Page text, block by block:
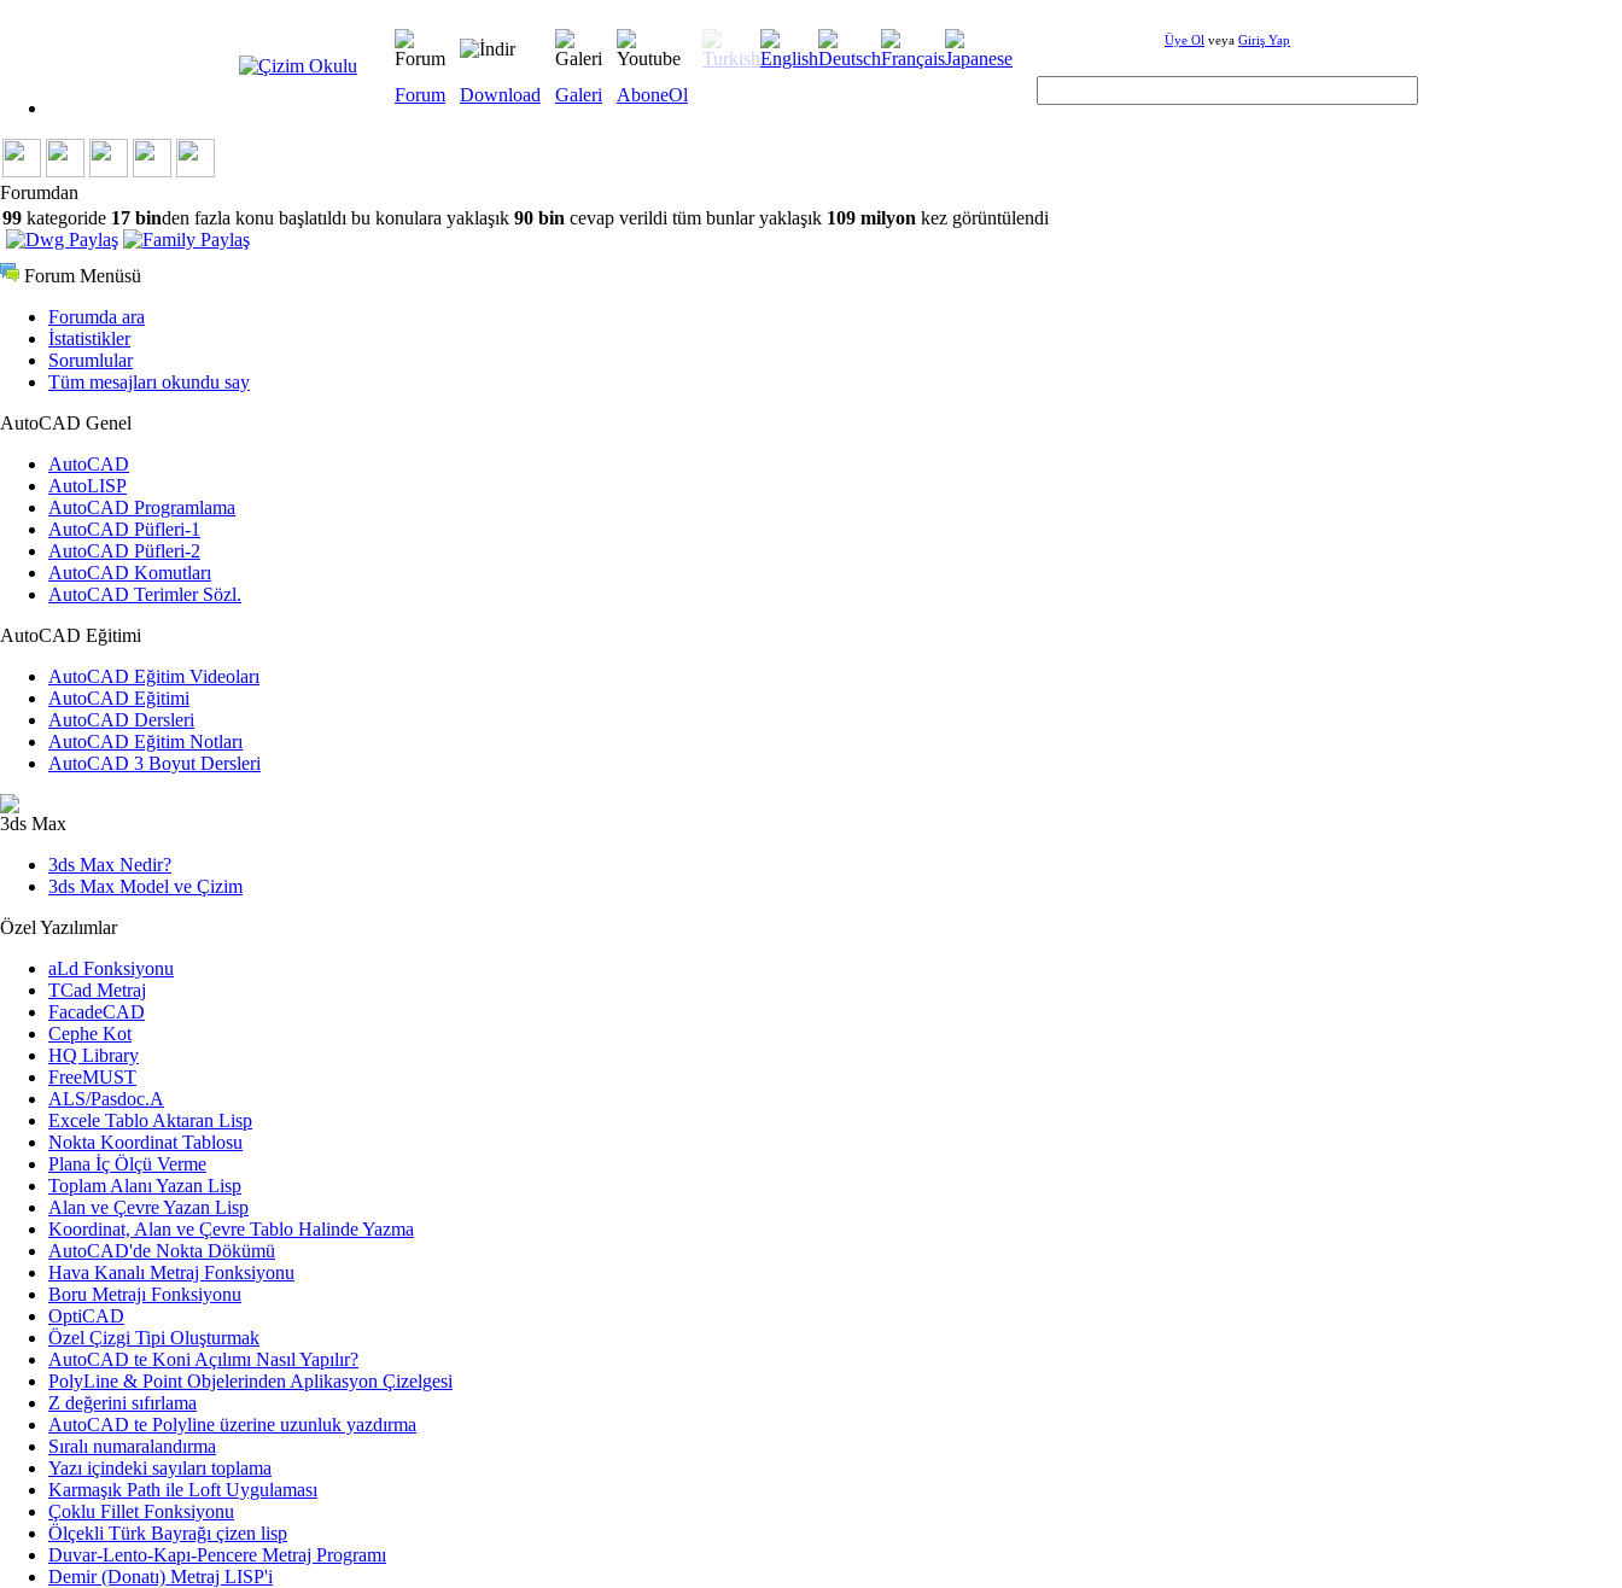
Forum Download Galeri AboneOl
Üye Ol veya Giriş Yap
Forumdan
99 kategoride 17 binden fazla konu başlatıldı bu konulara yaklaşık 90 bin cevap verildi tüm bunlar yaklaşık 109 milyon kez görüntülendi
Forum Menüsü
Forumda ara
İstatistikler
Sorumlular
Tüm mesajları okundu say
AutoCAD Genel
AutoCAD
AutoLISP
AutoCAD Programlama
AutoCAD Püfleri-1
AutoCAD Püfleri-2
AutoCAD Komutları
AutoCAD Terimler Sözl.
AutoCAD Eğitimi
AutoCAD Eğitim Videoları
AutoCAD Eğitimi
AutoCAD Dersleri
AutoCAD Eğitim Notları
AutoCAD 3 Boyut Dersleri
3ds Max
3ds Max Nedir?
3ds Max Model ve Çizim
Özel Yazılımlar
aLd Fonksiyonu
TCad Metraj
FacadeCAD
Cephe Kot
HQ Library
FreeMUST
ALS/Pasdoc.A
Excele Tablo Aktaran Lisp
Nokta Koordinat Tablosu
Plana İç Ölçü Verme
Toplam Alanı Yazan Lisp
Alan ve Çevre Yazan Lisp
Koordinat, Alan ve Çevre Tablo Halinde Yazma
AutoCAD'de Nokta Dökümü
Hava Kanalı Metraj Fonksiyonu
Boru Metrajı Fonksiyonu
OptiCAD
Özel Çizgi Tipi Oluşturmak
AutoCAD te Koni Açılımı Nasıl Yapılır?
PolyLine & Point Objelerinden Aplikasyon Çizelgesi
Z değerini sıfırlama
AutoCAD te Polyline üzerine uzunluk yazdırma
Sıralı numaralandırma
Yazı içindeki sayıları toplama
Karmaşık Path ile Loft Uygulaması
Çoklu Fillet Fonksiyonu
Ölçekli Türk Bayrağı çizen lisp
Duvar-Lento-Kapı-Pencere Metraj Programı
Demir (Donatı) Metraj LISP'i